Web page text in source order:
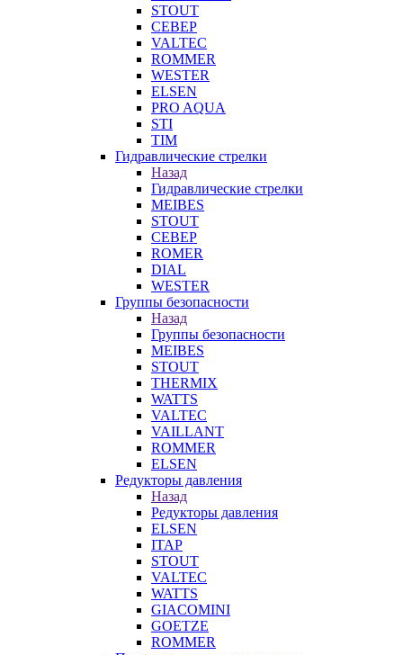
STOUT
СЕВЕР
VALTEC
ROMMER
WESTER
ELSEN
PRO AQUA
STI
TIM
Гидравлические стрелки
Назад
Гидравлические стрелки
MEIBES
STOUT
СЕВЕР
ROMER
DIAL
WESTER
Группы безопасности
Назад
Группы безопасности
MEIBES
STOUT
THERMIX
WATTS
VALTEC
VAILLANT
ROMMER
ELSEN
Редукторы давления
Назад
Редукторы давления
ELSEN
ITAP
STOUT
VALTEC
WATTS
GIACOMINI
GOETZE
ROMMER